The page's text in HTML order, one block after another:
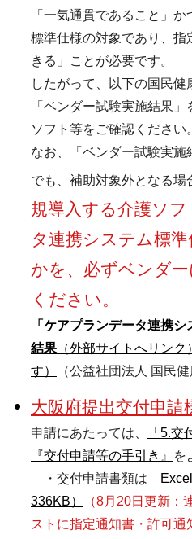
「一気通貫であること」
標準仕様の対象であり、
きる」ことが必要です。
したがって、以下の国民
「ベンダー試験実施結果
ソフト等をご確認ください。
なお、「ベンダー試験実
でも、補助対象外となる場
規導入する介護ソ
タ連携システム標
かを、必ずベンダ
ください。
「ケアプランデータ連携
結果 （外部サイトへリン
す）
（公益社団法人 国民
大阪府提出交付申請
申請にあたっては、
「5.
『交付申請等の手引き』
を
・交付申請書類は
336KB）
（8月20日更新：
ストに指定通知書・許可通